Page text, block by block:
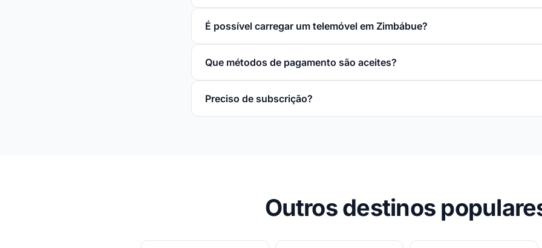
É possível carregar um telemóvel em Zimbábue?
Que métodos de pagamento são aceites?
Preciso de subscrição?
Outros destinos